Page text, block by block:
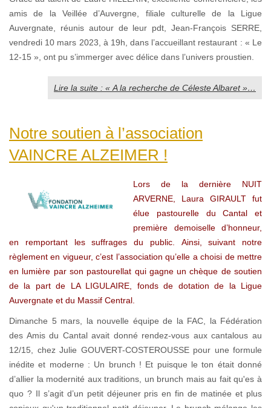
amis de la Veillée d’Auvergne, filiale culturelle de la Ligue
Auvergnate, réunis autour de leur pdt, Jean-François SERRE,
vendredi 10 mars 2023, à 19h, dans l’accueillant restaurant : « Le
12-15 », ont pu s’immerger avec délice dans l’univers proustien.
Lire la suite : « A la recherche de Céleste Albaret »…
Notre soutien à l’association
VAINCRE ALZEIMER !
Lors de la dernière NUIT
ARVERNE, Laura GIRAULT fut
élue pastourelle du Cantal et
première demoiselle d’honneur,
en remportant les suffrages du public. Ainsi, suivant notre
règlement en vigueur, c’est l’association qu’elle a choisi de mettre
en lumière par son pastourellat qui gagne un chèque de soutien
de la part de LA LIGULAIRE, fonds de dotation de la Ligue
Auvergnate et du Massif Central.
Dimanche 5 mars, la nouvelle équipe de la FAC, la Fédération
des Amis du Cantal avait donné rendez-vous aux cantalous au
12/15, chez Julie GOUVERT-COSTEROUSSE pour une formule
inédite et moderne : Un brunch ! Et puisque le ton était donné
d’allier la modernité aux traditions, un brunch mais au fait qu'es à
quo ? Il s’agit d’un petit déjeuner pris en fin de matinée et plus